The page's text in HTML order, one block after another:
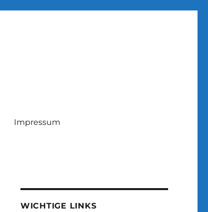
Impressum
WICHTIGE LINKS